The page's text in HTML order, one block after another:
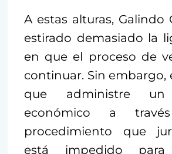
A estas alturas, Galindo
estirado demasiado la
en que el proceso de
continuar. Sin embargo,
que administre un
económico a
procedimiento que
está impedido para